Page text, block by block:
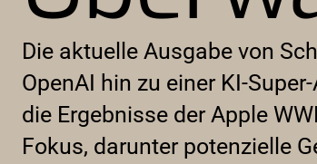
Die aktuelle Ausgabe von
OpenAI hin zu einer KI-
die Ergebnisse der Apple
Fokus, darunter potenzielle